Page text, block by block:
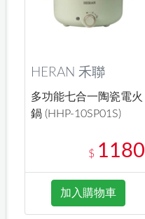
HERAN 禾聯
多功能七合一陶瓷電火
鍋 (HHP-10SP01S)
$ 1180
加入購物車